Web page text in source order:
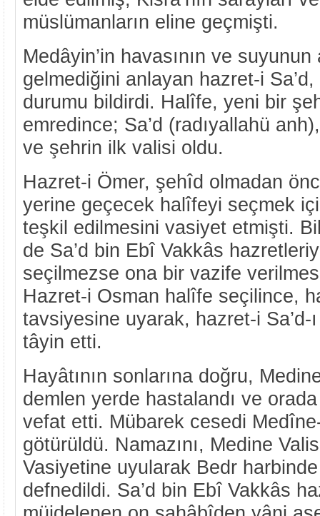
müslümanların eline geçmişti.
Medâyin’in havasının ve
gelmediğini anlayan hazret-i
durumu bildirdi. Halîfe, yeni bir
emredince; Sa’d (radıyallahü
ve şehrin ilk valisi oldu.
Hazret-i Ömer, şehîd olmadan
yerine geçecek halîfeyi seçmek
teşkil edilmesini vasiyet etmişti.
de Sa’d bin Ebî Vakkâs
seçilmezse ona bir vazife
Hazret-i Osman halîfe seçilince,
tavsiyesine uyarak, hazret-i Sa’d-
tâyin etti.
Hayâtının sonlarına doğru,
demlen yerde hastalandı ve
vefat etti. Mübarek cesedi
götürüldü. Namazını, Medine
Vasiyetine uyularak Bedr
defnedildi. Sa’d bin Ebî Vakkâs